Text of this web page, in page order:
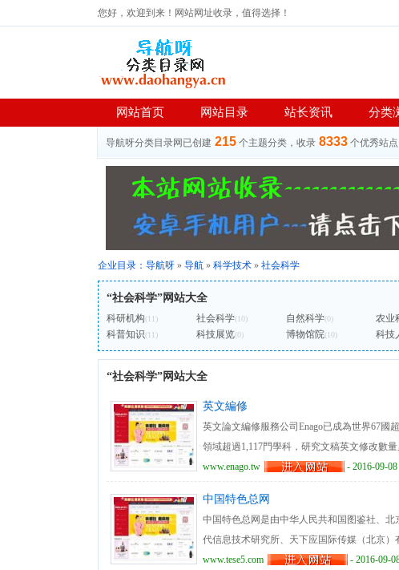
您好，欢迎到来！网站网址收录，值得选择！
网站首页 网站目录 站长资讯 分类
导航呀分类目录网已创建 215 个主题分类，收录 8333 个优秀站
企业目录： 导航呀 » 导航 » 科学技术 » 社会科学
“社会科学”网站大全
科研机构(11) 社会科学(10) 自然科学(0) 农业
科普知识(11) 科技展览(0) 博物馆院(10) 科技
“社会科学”网站大全
英文編修
英文論文編修服務公司Enago已成為世界67國
領域超過1,117門學科，研究文稿英文修改數
英文、修改論文經驗豐富。
www.enago.tw - 2016-09-
中国特色总网
中国特色总网是由中华人民共和国图鉴社、
代信息技术研究所、天下应国际传媒（北京
以阐释中国特色社会主义理论体系、展示发展
www.tese5.com - 2016-09-